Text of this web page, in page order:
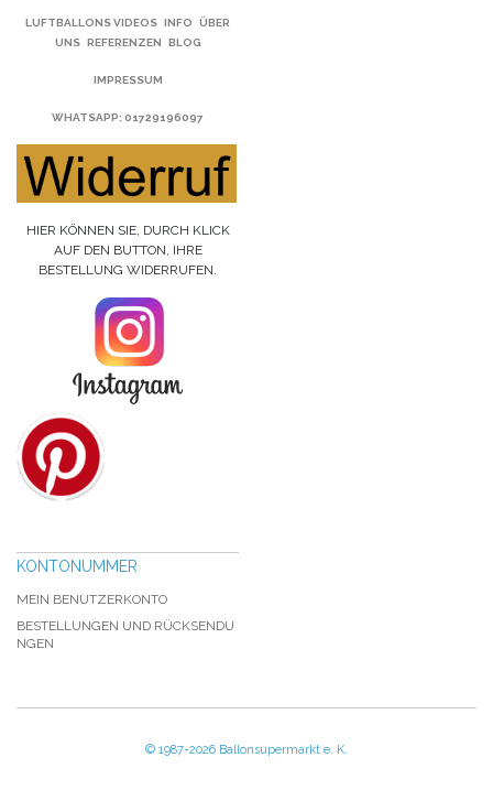
LUFTBALLONS VIDEOS INFO
ÜBER
UNS
REFERENZEN BLOG
IMPRESSUM
WHATSAPP: 01729196097
HIER KÖNNEN SIE, DURCH KLICK
AUF DEN BUTTON, IHRE
BESTELLUNG WIDERRUFEN.
KONTONUMMER
MEIN BENUTZERKONTO
BESTELLUNGEN UND RÜCKSENDU
NGEN
© 1987-2026 Ballonsupermarkt e. K.